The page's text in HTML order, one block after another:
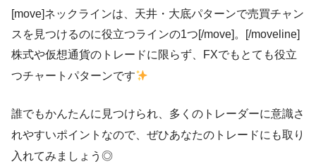
[move]ネックラインは、天井・大底パターンで売買チャン
スを見つけるのに役立つラインの1つ[/move]。[/moveline]
株式や仮想通貨のトレードに限らず、FXでもとても役立
つチャートパターンです
誰でもかんたんに見つけられ、多くのトレーダーに意識さ
れやすいポイントなので、ぜひあなたのトレードにも取り
入れてみましょう◎